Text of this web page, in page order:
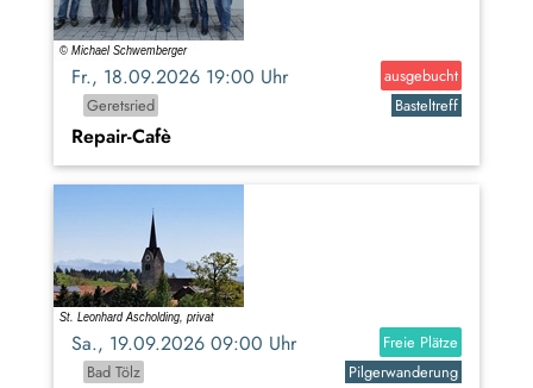
Fr., 18.09.2026 19:00 Uhr
ausgebucht
Geretsried
Basteltreff
Repair-Cafè
Sa., 19.09.2026 09:00 Uhr
Freie Plätze
Bad Tölz
Pilgerwanderung